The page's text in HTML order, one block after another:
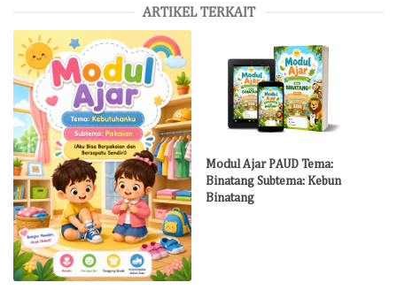
ARTIKEL TERKAIT
Modul Ajar PAUD Tema:
Binatang Subtema: Kebun
Binatang